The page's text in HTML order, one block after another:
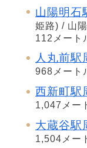
山陽明石
姫路) / 山
112メート
人丸前駅
968メート
西新町駅
1,047メー
大蔵谷駅
1,504メー